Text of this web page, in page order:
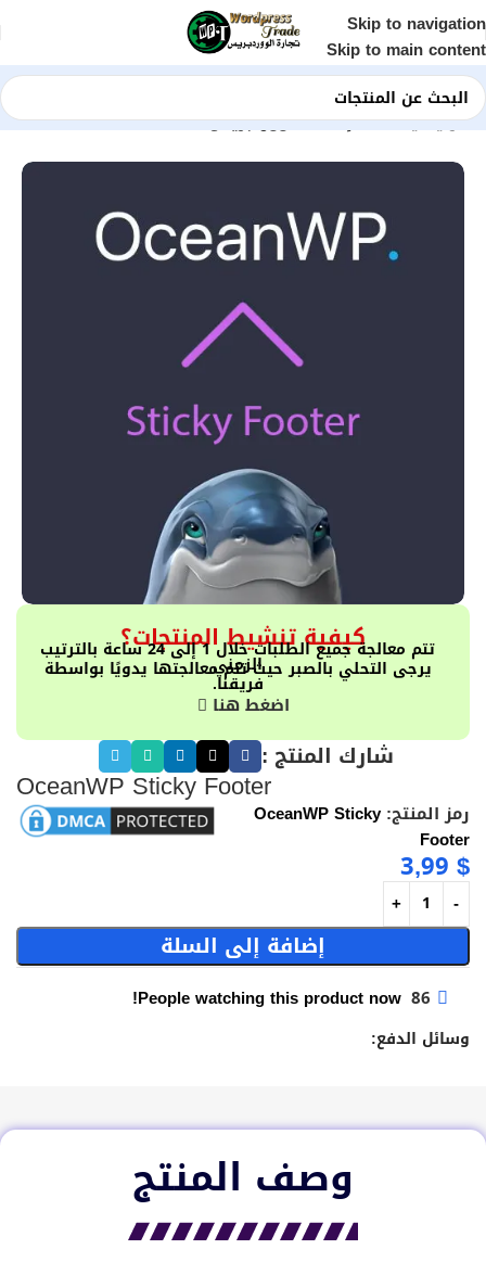
Skip to navigation
Skip to main content
الرئيسيةShopإضافات ووردبريس
كيفية تنشيط المنتجات؟تتم معالجة جميع الطلبات خلال 1 إلى 24 ساعة بالترتيب
الزمني
يرجى التحلي بالصبر حيث تتم معالجتها يدويًا بواسطة
فريقنا.
اضغط هنا
شارك المنتج :
OceanWP Sticky Footer
رمز المنتج:OceanWP Sticky
Footer
3,99$
إضافة إلى السلة
86
People watching this product now!
وسائل الدفع:
وصف المنتج